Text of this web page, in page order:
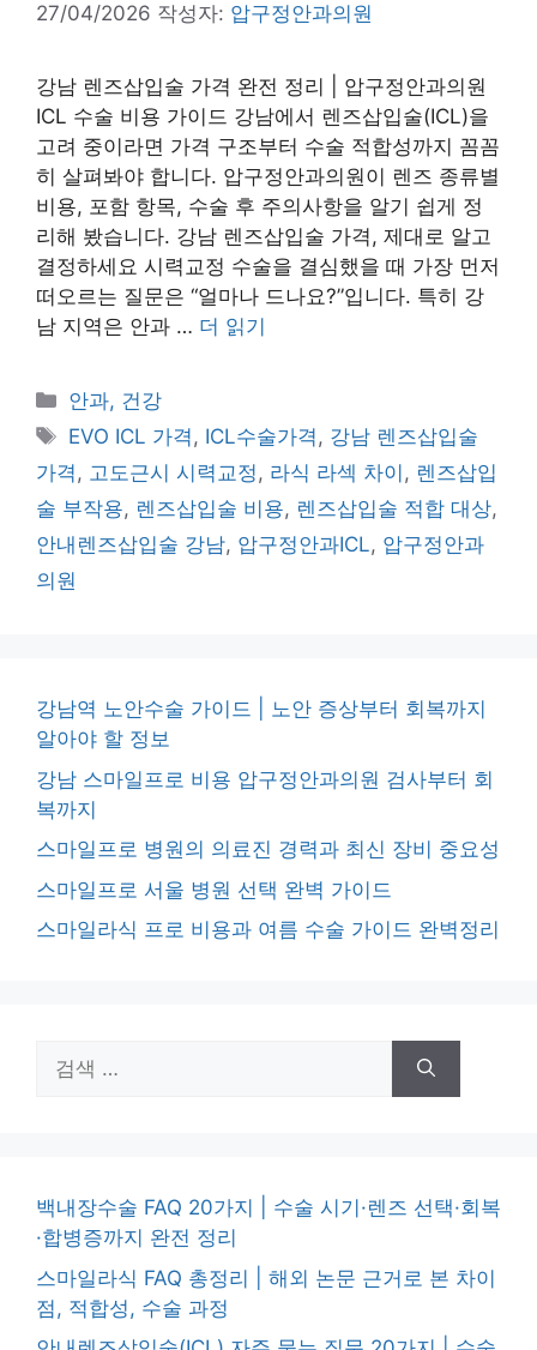
27/04/2026 작성자: 압구정안과의원
강남 렌즈삽입술 가격 완전 정리 | 압구정안과의원
ICL 수술 비용 가이드 강남에서 렌즈삽입술(ICL)을
고려 중이라면 가격 구조부터 수술 적합성까지 꼼꼼
히 살펴봐야 합니다. 압구정안과의원이 렌즈 종류별
비용, 포함 항목, 수술 후 주의사항을 알기 쉽게 정
리해 봤습니다. 강남 렌즈삽입술 가격, 제대로 알고
결정하세요 시력교정 수술을 결심했을 때 가장 먼저
떠오르는 질문은 “얼마나 드나요?”입니다. 특히 강
남 지역은 안과 … 더 읽기
카
테
리
안과, 건강
태
그
EVO ICL 가격, ICL수술가격, 강남 렌즈삽입술
가격, 고도근시 시력교정, 라식 라섹 차이 , 렌즈삽입
술 부작용, 렌즈삽입술 비용, 렌즈삽입술 적합 대상,
안내렌즈삽입술 강남, 압구정안과ICL, 압구정안과
의원
강남역 노안수술 가이드 | 노안 증상부터 회복까지
알아야 할 정보
강남 스마일프로 비용 압구정안과의원 검사부터 회
복까지
스마일프로 병원의 의료진 경력과 최신 장비 중요성
스마일프로 서울 병원 선택 완벽 가이드
스마일라식 프로 비용과 여름 수술 가이드 완벽정리
색:
백내장수술 FAQ 20가지 | 수술 시기·렌즈 선택·회복
·합병증까지 완전 정리
스마일라식 FAQ 총정리 | 해외 논문 근거로 본 차이
점, 적합성, 수술 과정